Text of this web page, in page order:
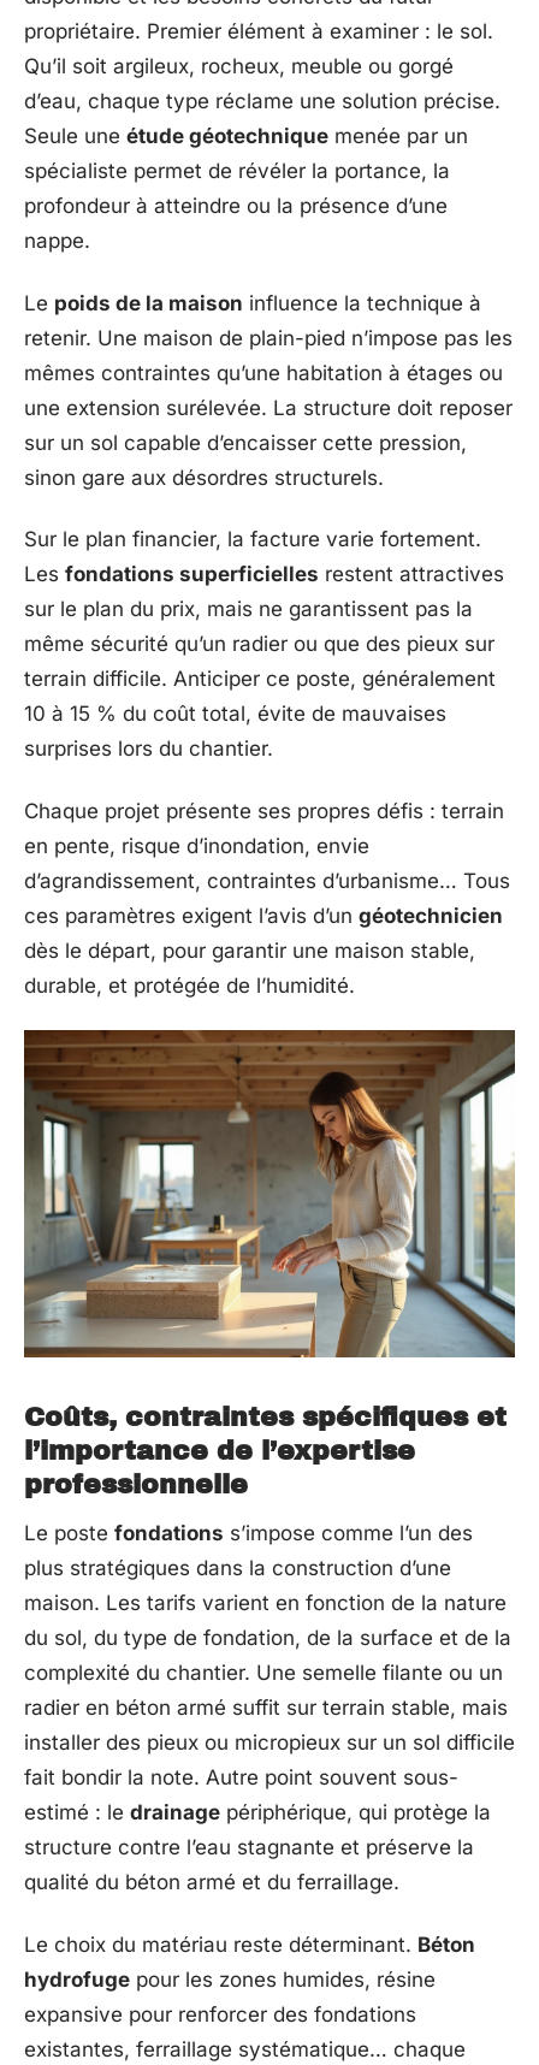
propriétaire. Premier élément à examiner : le sol.
Qu’il soit argileux, rocheux, meuble ou gorgé
d’eau, chaque type réclame une solution précise.
Seule une étude géotechnique menée par un
spécialiste permet de révéler la portance, la
profondeur à atteindre ou la présence d’une
nappe.
Le poids de la maison influence la technique à
retenir. Une maison de plain-pied n’impose pas les
mêmes contraintes qu’une habitation à étages ou
une extension surélevée. La structure doit reposer
sur un sol capable d’encaisser cette pression,
sinon gare aux désordres structurels.
Sur le plan financier, la facture varie fortement.
Les fondations superficielles restent attractives
sur le plan du prix, mais ne garantissent pas la
même sécurité qu’un radier ou que des pieux sur
terrain difficile. Anticiper ce poste, généralement
10 à 15 % du coût total, évite de mauvaises
surprises lors du chantier.
Chaque projet présente ses propres défis : terrain
en pente, risque d’inondation, envie
d’agrandissement, contraintes d’urbanisme… Tous
ces paramètres exigent l’avis d’un géotechnicien
dès le départ, pour garantir une maison stable,
durable, et protégée de l’humidité.
Coûts, contraintes spécifiques et
l’importance de l’expertise
professionnelle
Le poste fondations s’impose comme l’un des
plus stratégiques dans la construction d’une
maison. Les tarifs varient en fonction de la nature
du sol, du type de fondation, de la surface et de la
complexité du chantier. Une semelle filante ou un
radier en béton armé suffit sur terrain stable, mais
installer des pieux ou micropieux sur un sol difficile
fait bondir la note. Autre point souvent sous-
estimé : le drainage périphérique, qui protège la
structure contre l’eau stagnante et préserve la
qualité du béton armé et du ferraillage.
Le choix du matériau reste déterminant. Béton
hydrofuge pour les zones humides, résine
expansive pour renforcer des fondations
existantes, ferraillage systématique… chaque